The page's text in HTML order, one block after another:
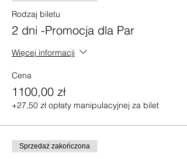
Rodzaj biletu
2 dni -Promocja dla Par
Więcej informacji
Cena
1100,00 zł
+27,50 zł opłaty manipulacyjnej za bilet
Sprzedaż zakończona